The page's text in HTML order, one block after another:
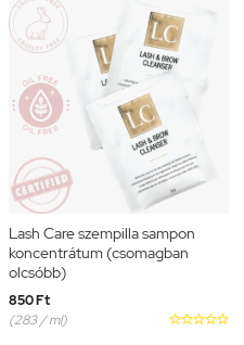
Lash Care szempilla sampon
koncentrátum (csomagban
olcsóbb)

850 Ft
(283 / ml)